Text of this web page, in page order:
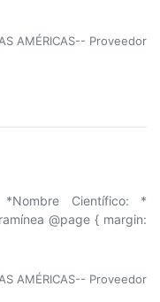
AMÉRICAS-- Proveedor
Científico: *
@page { margin:
AMÉRICAS-- Proveedor